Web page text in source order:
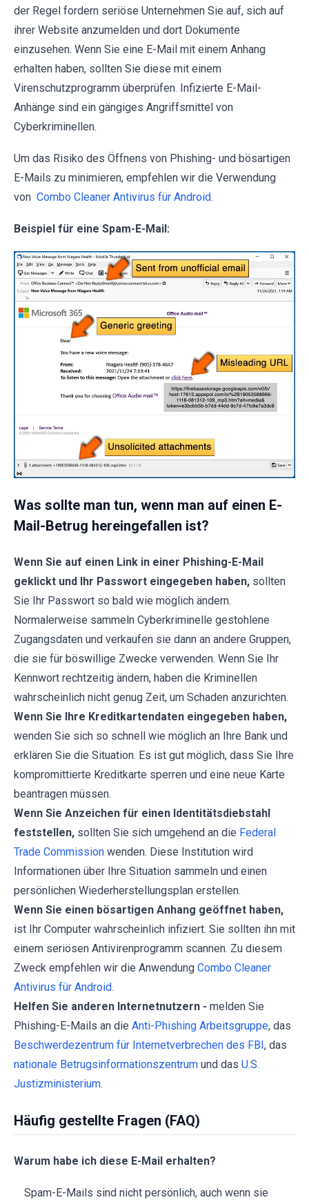
der Regel fordern seriöse Unternehmen Sie auf, sich auf
ihrer Website anzumelden und dort Dokumente
einzusehen. Wenn Sie eine E-Mail mit einem Anhang
erhalten haben, sollten Sie diese mit einem
Virenschutzprogramm überprüfen. Infizierte E-Mail-
Anhänge sind ein gängiges Angriffsmittel von
Cyberkriminellen.
Um das Risiko des Öffnens von Phishing- und bösartigen
E-Mails zu minimieren, empfehlen wir die Verwendung
von Combo Cleaner Antivirus für Android.
Beispiel für eine Spam-E-Mail:
Was sollte man tun, wenn man auf einen E-
Mail-Betrug hereingefallen ist?
Wenn Sie auf einen Link in einer Phishing-E-Mail
geklickt und Ihr Passwort eingegeben haben, sollten
Sie Ihr Passwort so bald wie möglich ändern.
Normalerweise sammeln Cyberkriminelle gestohlene
Zugangsdaten und verkaufen sie dann an andere Gruppen,
die sie für böswillige Zwecke verwenden. Wenn Sie Ihr
Kennwort rechtzeitig ändern, haben die Kriminellen
wahrscheinlich nicht genug Zeit, um Schaden anzurichten.
Wenn Sie Ihre Kreditkartendaten eingegeben haben,
wenden Sie sich so schnell wie möglich an Ihre Bank und
erklären Sie die Situation. Es ist gut möglich, dass Sie Ihre
kompromittierte Kreditkarte sperren und eine neue Karte
beantragen müssen.
Wenn Sie Anzeichen für einen Identitätsdiebstahl
feststellen, sollten Sie sich umgehend an die Federal
Trade Commission wenden. Diese Institution wird
Informationen über Ihre Situation sammeln und einen
persönlichen Wiederherstellungsplan erstellen.
Wenn Sie einen bösartigen Anhang geöffnet haben,
ist Ihr Computer wahrscheinlich infiziert. Sie sollten ihn mit
einem seriösen Antivirenprogramm scannen. Zu diesem
Zweck empfehlen wir die Anwendung Combo Cleaner
Antivirus für Android.
Helfen Sie anderen Internetnutzern - melden Sie
Phishing-E-Mails an die Anti-Phishing Arbeitsgruppe, das
Beschwerdezentrum für Internetverbrechen des FBI, das
nationale Betrugsinformationszentrum und das U.S.
Justizministerium.
Häufig gestellte Fragen (FAQ)
Warum habe ich diese E-Mail erhalten?
Spam-E-Mails sind nicht persönlich, auch wenn sie